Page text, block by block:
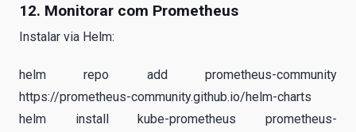
12. Monitorar com Prometheus
Instalar via Helm:
helm repo add prometheus-community
https://prometheus-community.github.io/helm-charts
helm install kube-prometheus prometheus-